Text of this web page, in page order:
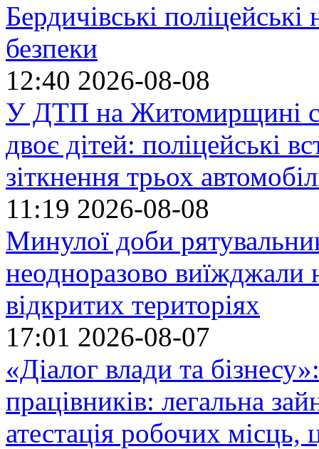
Бердичівські
безпеки
12:40 2026-08-08
У ДТП на Житомирщині
двоє дітей: поліцейські
зіткнення трьох
11:19 2026-08-08
Минулої доби
неодноразово виїжджали
відкритих територіях
17:01 2026-08-07
«Діалог влади та
працівників: легальна
атестація робочих місць,